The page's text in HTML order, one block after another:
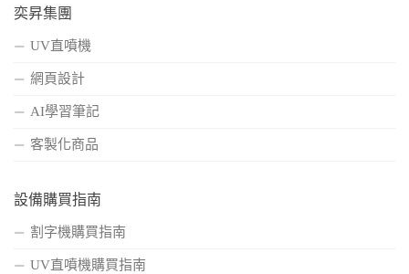
奕昇集團
UV直噴機
網頁設計
AI學習筆記
客製化商品
設備購買指南
割字機購買指南
UV直噴機購買指南